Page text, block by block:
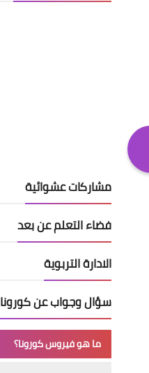
مشاركات عشوائية
فضاء التعلم عن بعد
الادارة التربوية
سؤال وجواب عن كورونا
ما هو فيروس كورونا؟